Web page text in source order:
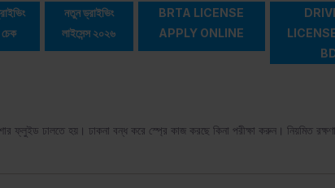
চেক
নতুন ড্রাইভিং
লাইসেন্স ২০২৬
BRTA LICENSE
APPLY ONLINE
ফ্লুইড ঢালতে হয়। ঢাকনা বন্ধ করে স্প্রে কাজ করছে কিনা পরীক্ষা করুন। নিয়মিত